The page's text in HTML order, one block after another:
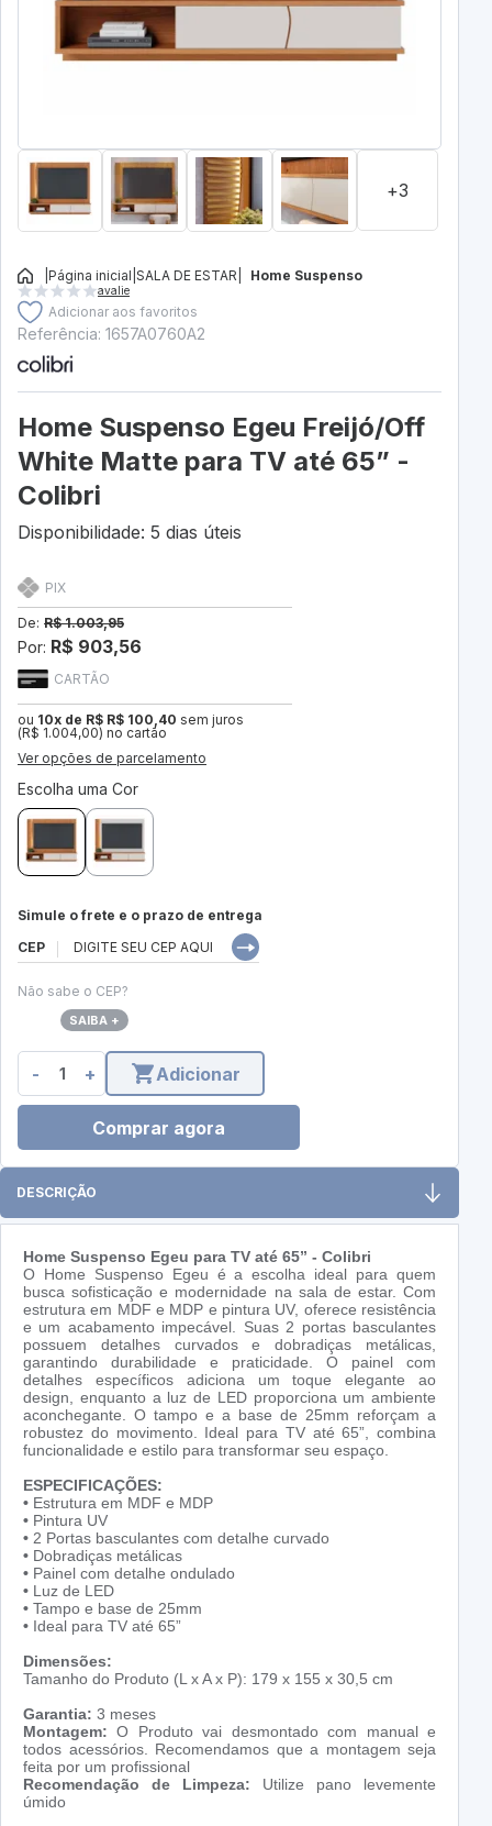
+3
Página inicial SALA DE ESTAR Home Suspenso
avalie
Adicionar aos favoritos
Referência: 1657A0760A2
Home Suspenso Egeu Freijó/Off
White Matte para TV até 65” -
Colibri
Disponibilidade: 5 dias úteis
CARTÃO
ou 10x de R$ R$ 100,40 sem juros
(R$ 1.004,00) no cartão
Ver opções de parcelamento
PIX
De: R$ 1.003,95
Por: R$ 903,56
Escolha uma Cor
Simule o frete e o prazo de entrega
CEP
Não sabe o CEP?
SAIBA +
- + Adicionar
Comprar agora
DESCRIÇÃO
Home Suspenso Egeu para TV até 65” - Colibri
O Home Suspenso Egeu é a escolha ideal para quem
busca sofisticação e modernidade na sala de estar. Com
estrutura em MDF e MDP e pintura UV, oferece resistência
e um acabamento impecável. Suas 2 portas basculantes
possuem detalhes curvados e dobradiças metálicas,
garantindo durabilidade e praticidade. O painel com
detalhes específicos adiciona um toque elegante ao
design, enquanto a luz de LED proporciona um ambiente
aconchegante. O tampo e a base de 25mm reforçam a
robustez do movimento. Ideal para TV até 65”, combina
funcionalidade e estilo para transformar seu espaço.
ESPECIFICAÇÕES:
• Estrutura em MDF e MDP
• Pintura UV
• 2 Portas basculantes com detalhe curvado
• Dobradiças metálicas
• Painel com detalhe ondulado
• Luz de LED
• Tampo e base de 25mm
• Ideal para TV até 65”
Dimensões:
Tamanho do Produto (L x A x P): 179 x 155 x 30,5 cm
Garantia: 3 meses
Montagem: O Produto vai desmontado com manual e
todos acessórios. Recomendamos que a montagem seja
feita por um profissional
Recomendação de Limpeza: Utilize pano levemente
úmido